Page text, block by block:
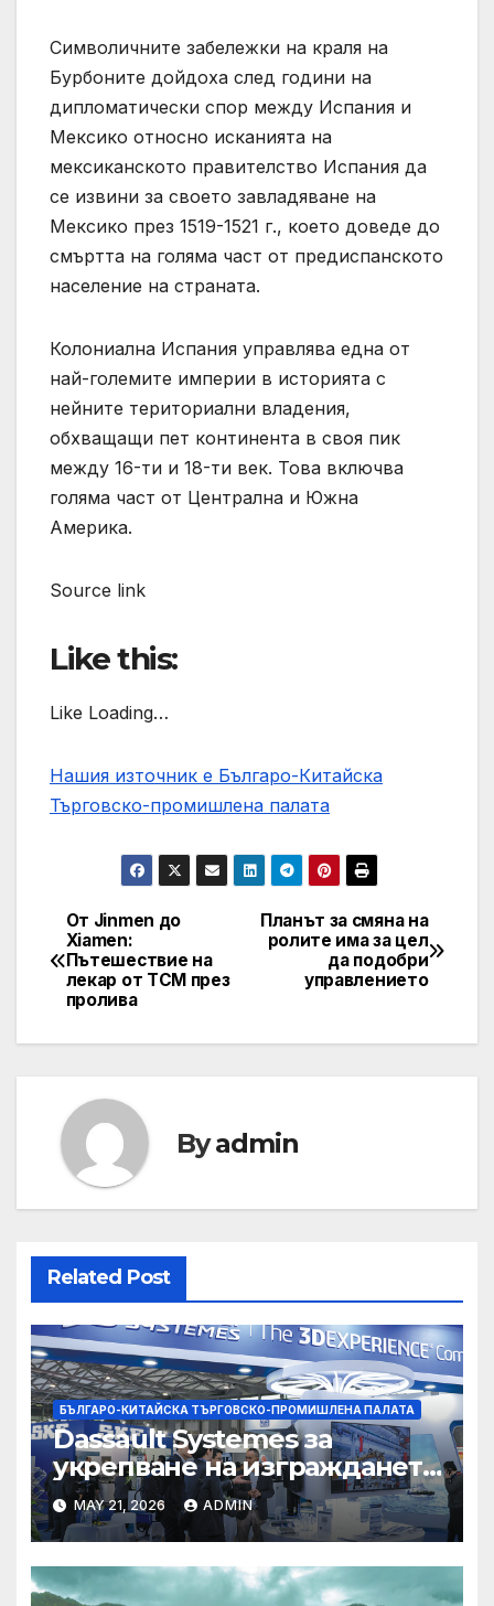
Символичните забележки на краля на
Бурбоните дойдоха след години на
дипломатически спор между Испания и
Мексико относно исканията на
мексиканското правителство Испания да
се извини за своето завладяване на
Мексико през 1519-1521 г., което доведе до
смъртта на голяма част от предиспанското
население на страната.
Колониална Испания управлява една от
най-големите империи в историята с
нейните териториални владения,
обхващащи пет континента в своя пик
между 16-ти и 18-ти век. Това включва
голяма част от Централна и Южна
Америка.
Source link
Like this:
Like Loading…
Нашия източник е Българо-Китайска
Търговско-промишлена палaта
Post
navigation
Планът за смяна на
ролите има за цел
да подобри
управлението
От Jinmen до
Xiamen:
Пътешествие на
лекар от TCM през
пролива
Byadmin
Related Post
БЪЛГАРО-КИТАЙСКА ТЪРГОВСКО-ПРОМИШЛЕНА ПАЛАТА
Dassault Systemes за
укрепване на изграждането
на AI екосистема в Китай
MAY 21, 2026 ADMIN